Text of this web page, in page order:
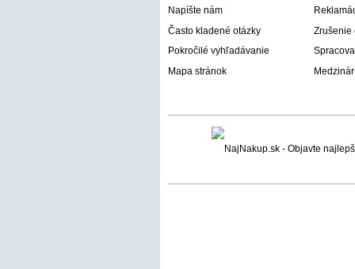
Napíšte nám
Často kladené otázky
Zrušenie
Pokročilé vyhľadávanie
Mapa stránok